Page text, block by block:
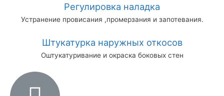
Регулировка наладка
Устранение провисания ,промерзания и запотевания.
Штукатурка наружных откосов
Оштукатуривание и окраска боковых стен